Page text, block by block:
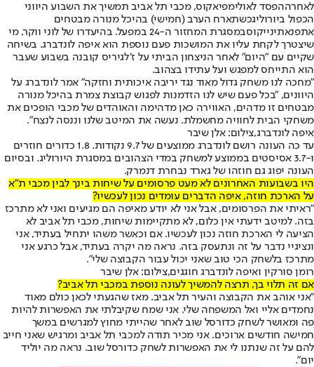
לאחרההפסד לאולימפיאקוס, מכבי תל אביב תמשיך את השבוע היווני
הכפול ביורוליגכשתארח הערב (חמישי) בהיכל מנורה מבטחים
אתפנאתינייקוס
במסגרת המחזור ה-24 במפעל. בהיעדרו של לוני ווקר, מי
שיצטרך לקחת עליו את המושכות פעם נוספת הוא איפה לונדברג. בשיחה
שקיים עם ״היום״ לאחר הניצחון הביתי על ז׳לגיריס קובנה בשבוע שעבר
הוא התייחס למפגש ועל עתידו בצהוב.
״מחכה לנו משחק גדול מאוד נגד יריבה איכותית וחזקה" אמר לונדברג על
היוונים, "בכל פעם שיש לנו הזדמנות לפגוש קבוצת צמרת בהיכל מנורה
מבטחים זו מדהים, האווירה כאן מדהימה והאוהדים של מכבי הופכים את
משחקי הבית לחוויה מחשמלת. נעשה את המיטב שלנו וננסה לנצח״.
איפה לונדברג,צילום: אלן שיבר
עד כה העונה רושם לונדברג ממוצעים של 9.7 נקודות. 1.8 כדורים חוזרים
ו-3.7 אסיסטים בממוצע למשחק במדי הצהובים במסגרת היורוליג. ובסיום
העונה יפוג גם חוזהו של גארד נבחרת דנמרק.
היו בשבועות האחרונים לא מעט פרסומים על שיחות בינך לבין מכבי ת״א
על הארכת חוזה, איפה הדברים עומדים נכון לעכשיו?
״ראיתי את הפרסומים, אבל אני לא יודע מאיפה הם מגיעים ואני לא מתרכז
בזה. למיטב ידעתי אין כלום, לא מתקיימות שיחות, מכבי תל אביב לא
הציעה לי הארכת חוזה נכון לעכשיו. אם וכאשר משהו יתחיל בעתיד, אני
ונציגיי נדבר על זה ונתעסק בזה. נראה מה יקרה בעתיד, אבל כרגע אני
מתרכז בלשחק הכי טוב שאני יכול עבור הקבוצה שלי״.
רומן סורקין ואיפה לונדברג חוגגים,צילום: אלן שיבר
אם זה תלוי בך, תרצה להמשיך לעונה נוספת במכבי תל אביב?
״אני אוהב את הקבוצה והעיר תל אביב. מאז שהגעתי לכאן כולם מאוד
נחמדים אליי ואל המשפחה שלי. אני שמח שקיבלתי את האפשרות להיות
פה ומאושר לשחק כדורסל שוב לאחר שהייתי מחוץ למגרשים במשך
חמישה חודשים ארוכים. אני מכיר תודה למכבי תל אביב ומרגיש שאני חייב
להם על זה שנתנו לי את האפשרות לשחק כדורסל שוב. נראה מה יוליד
יום״.